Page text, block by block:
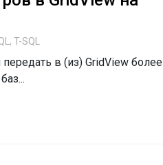
, T-SQL
в (из) GridView более